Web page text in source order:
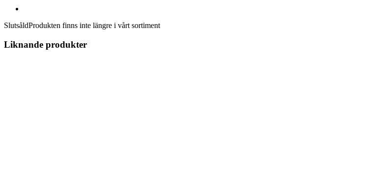
SlutsåldProdukten finns inte längre i vårt sortiment
Liknande produkter